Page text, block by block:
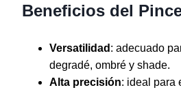
Beneficios del
Versatilidad : adecuado
degradé, ombré y shade.
Alta precisión: ideal para